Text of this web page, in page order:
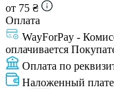
от 75 ₴
Оплата
WayForPay -
оплачивается
Оплата по
Наложенный